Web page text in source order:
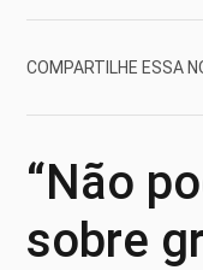
COMPARTILHE ESSA
“Não
sobre